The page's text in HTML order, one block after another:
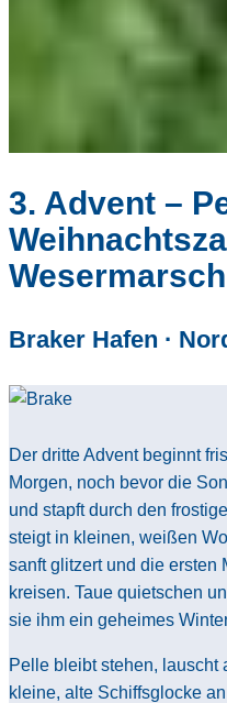
3. Advent –
Wesermarsch
Braker Hafen ·
Der dritte Advent beginnt
Morgen, noch bevor die
und stapft durch den
steigt in kleinen, weißen
sanft glitzert und die ersten
kreisen. Taue quietschen
sie ihm ein geheimes
Pelle bleibt stehen, lauscht
kleine, alte Schiffsglocke